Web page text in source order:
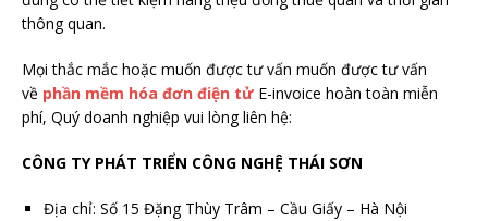
thông quan.
Mọi thắc mắc hoặc muốn được tư vấn muốn được tư vấn
về phần mềm hóa đơn điện tửE-invoice hoàn toàn miễn
phí, Quý doanh nghiệp vui lòng liên hệ:
CÔNG TY PHÁT TRIỂN CÔNG NGHỆ THÁI SƠN
Địa chỉ: Số 15 Đặng Thùy Trâm – Cầu Giấy – Hà Nội